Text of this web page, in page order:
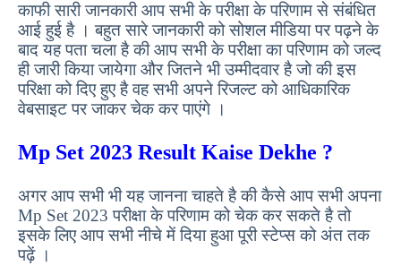
काफी सारी जानकारी आप सभी के परीक्षा के परिणाम से संबंधित
आई हुई है । बहुत सारे जानकारी को सोशल मीडिया पर पढ़ने के
बाद यह पता चला है की आप सभी के परीक्षा का परिणाम को जल्द
ही जारी किया जायेगा और जितने भी उम्मीदवार है जो की इस
परिक्षा को दिए हुए है वह सभी अपने रिजल्ट को आधिकारिक
वेबसाइट पर जाकर चेक कर पाएंगे ।
Mp Set 2023 Result Kaise Dekhe ?
अगर आप सभी भी यह जानना चाहते है की कैसे आप सभी अपना
Mp Set 2023 परीक्षा के परिणाम को चेक कर सकते है तो
इसके लिए आप सभी नीचे में दिया हुआ पूरी स्टेप्स को अंत तक
पढ़ें ।